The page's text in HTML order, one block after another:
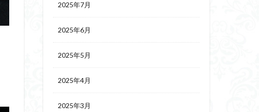
2025年7月
2025年6月
2025年5月
2025年4月
2025年3月